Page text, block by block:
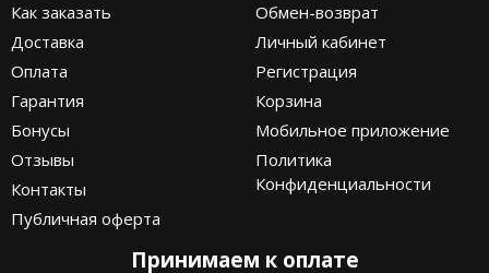
Как заказать
Доставка
Оплата
Гарантия
Бонусы
Отзывы
Контакты
Публичная оферта
Обмен-возврат
Личный кабинет
Регистрация
Корзина
Мобильное приложение
Политика
Конфиденциальности
Принимаем к оплате